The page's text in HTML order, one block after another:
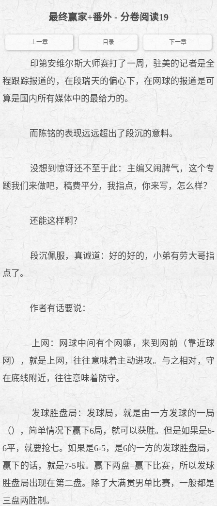
最终赢家+番外 - 分卷阅读19
上一章 目录 下一章
印第安维尔斯大师赛打了一周，驻美的记者是全
程跟踪报道的，在段瑞天的偏心下，在网球的报道是可
算是国内所有媒体中的最给力的。
而陈铭的表现远远超出了段沉的意料。
没想到惊讶还不至于此：主编又闹脾气，这个专
题我们来做吧，稿费平分，我指点，你来写，怎么样？
还能这样啊？
段沉佩服，真诚道：好的好的，小弟有劳大哥指
点了。
作者有话要说：
上网：网球中间有个网嘛，来到网前（靠近球
网），就是上网，往往意味着主动进攻。与之相对，守
在底线附近，往往意味着防守。
发球胜盘局：发球局，就是由一方发球的一局
（），简单情况下赢下6局，就可以获胜。但是如果是6-
6平，就要抢七。如果是6-5，是6的一方的发球胜盘局，
赢下的话，就是7-5啦。赢下两盘=赢下比赛，所以发球
胜盘局出现在第二盘。除了大满贯男单比赛，一般都是
三盘两胜制。